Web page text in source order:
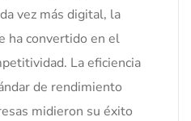
vez más digital, la
ha convertido en el
La eficiencia
de rendimiento
midieron su éxito